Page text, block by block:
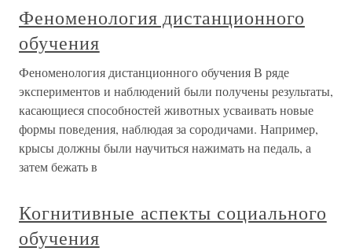
Феноменология дистанционного
обучения
Феноменология дистанционного обучения В ряде
экспериментов и наблюдений были получены результаты,
касающиеся способностей животных усваивать новые
формы поведения, наблюдая за сородичами. Например,
крысы должны были научиться нажимать на педаль, а
затем бежать в
Когнитивные аспекты социального
обучения